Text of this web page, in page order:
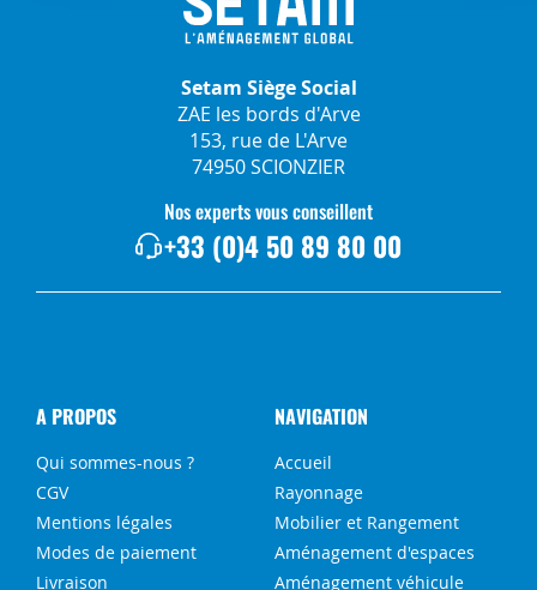
Setam Siège Social
ZAE les bords d'Arve
153, rue de L'Arve
74950 SCIONZIER
Nos experts vous conseillent
+33 (0)4 50 89 80 00
A PROPOS
Qui sommes-nous ?
CGV
Mentions légales
Modes de paiement
Livraison
NAVIGATION
Accueil
Rayonnage
Mobilier et Rangement
Aménagement d'espaces
Aménagement véhicule